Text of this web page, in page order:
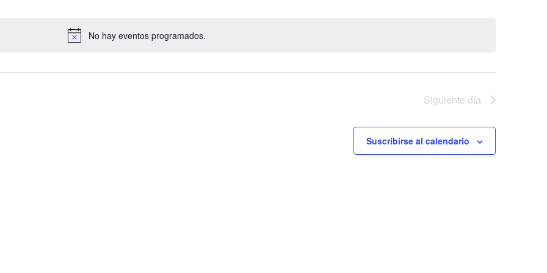
No hay eventos programados.
Evento
Siguiente día
Suscribirse al calendario